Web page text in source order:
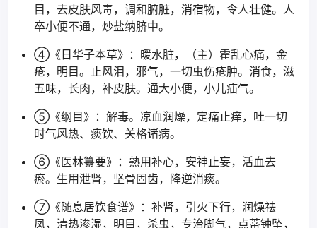
目，去皮肤风毒，调和腑脏，消宿物，令人壮健。人
卒小便不通，炒盐纳脐中。
④《日华子本草》：暖水脏，（主）霍乱心痛，金
疮，明目。止风泪，邪气，一切虫伤疮肿。消食，滋
五味，长肉，补皮肤。通大小便，小儿疝气。
⑤《纲目》：解毒。凉血润燥，定痛止痒，吐一切
时气风热、痰饮、关格诸病。
⑥《医林纂要》：熟用补心，安神止妄，活血去
瘀。生用泄肾，坚骨固齿，降逆消痰。
⑦《随息居饮食谱》：补肾，引火下行，润燥祛
凤，清热渗湿，明目，杀虫，专治脚气，点蒂钟坠，